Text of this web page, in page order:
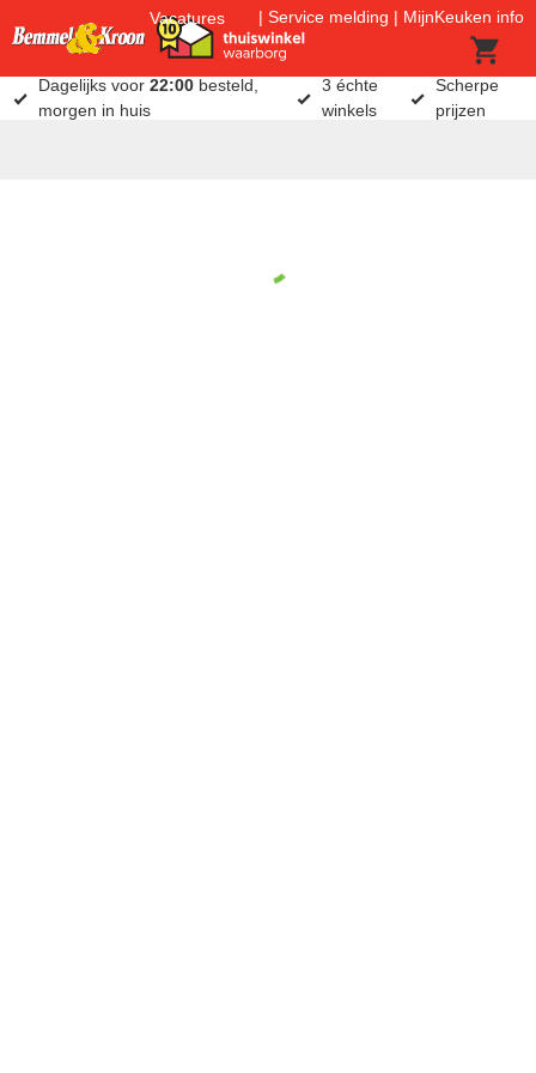
Vacatures Service melding MijnKeuken info
Dagelijks voor22:00 besteld,
morgen in huis
3 échte
winkels
Scherpe
prijzen